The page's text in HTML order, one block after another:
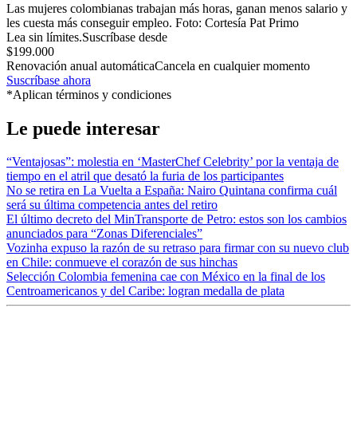
Las mujeres colombianas trabajan más horas, ganan menos salario y
les cuesta más conseguir empleo. Foto: Cortesía Pat Primo
Lea sin límites.Suscríbase desde
$199.000
Renovación anual automáticaCancela en cualquier momento
Suscríbase ahora
*Aplican términos y condiciones
Le puede interesar
“Ventajosas”: molestia en ‘MasterChef Celebrity’ por la ventaja de
tiempo en el atril que desató la furia de los participantes
No se retira en La Vuelta a España: Nairo Quintana confirma cuál
será su última competencia antes del retiro
El último decreto del MinTransporte de Petro: estos son los cambios
anunciados para “Zonas Diferenciales”
Vozinha expuso la razón de su retraso para firmar con su nuevo club
en Chile: conmueve el corazón de sus hinchas
Selección Colombia femenina cae con México en la final de los
Centroamericanos y del Caribe: logran medalla de plata